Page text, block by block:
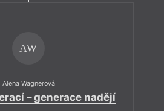
AW
Alena Wagnerová
– generace nadějí